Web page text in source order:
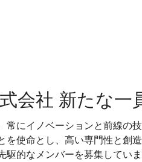
会社 新たな一
常にイノベーションと前線の
を使命とし、高い専門性と創
的なメンバーを募集していま